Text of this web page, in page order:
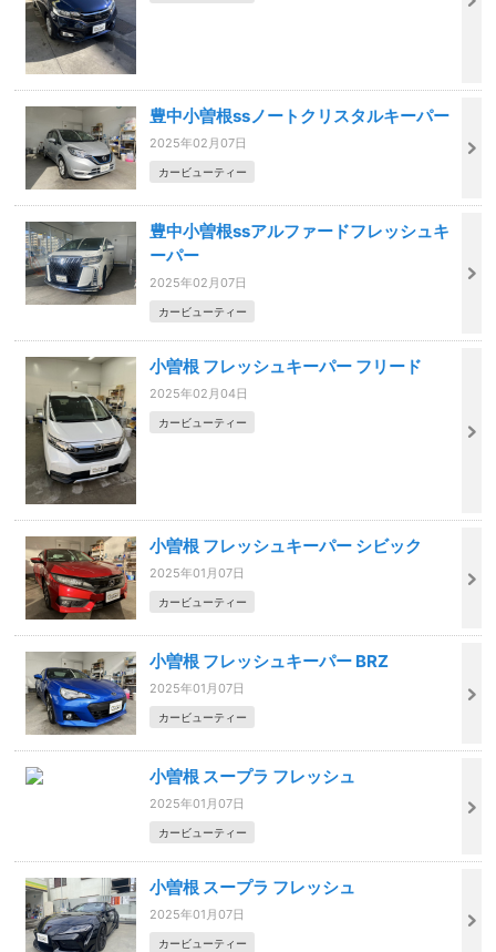
豊中小曽根ssノートクリスタルキーパー
2025年02月07日
カービューティー
豊中小曽根ssアルファードフレッシュキ
ーパー
2025年02月07日
カービューティー
小曽根 フレッシュキーパー フリード
2025年02月04日
カービューティー
小曽根 フレッシュキーパー シビック
2025年01月07日
カービューティー
小曽根 フレッシュキーパー BRZ
2025年01月07日
カービューティー
小曽根 スープラ フレッシュ
2025年01月07日
カービューティー
小曽根 スープラ フレッシュ
2025年01月07日
カービューティー